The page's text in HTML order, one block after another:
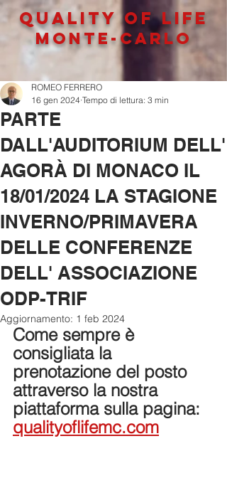
QUALITY OF LIFe
MONTE-CARLO
PARTE
DALL'AUDITORIUM DELL'
AGORÀ DI MONACO IL
18/01/2024 LA STAGIONE
INVERNO/PRIMAVERA
DELLE CONFERENZE
DELL' ASSOCIAZIONE
ODP-TRIF
ROMEO FERRERO
16 gen 2024 Tempo di lettura: 3 min
Aggiornamento: 1 feb 2024
Come sempre è
consigliata la
prenotazione del posto
attraverso la nostra
piattaforma sulla pagina:
qualityoflifemc.com